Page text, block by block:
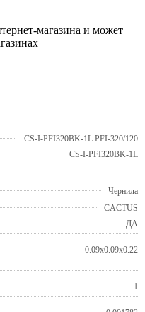
магазина и может
CS-I-PFI320BK-1L PFI-320/120
CS-I-PFI320BK-1L
Чернила
CACTUS
ДА
0.09x0.09x0.22
1